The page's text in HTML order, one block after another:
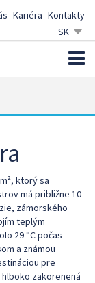
SK
CZ
Kariéra Kontakty
ktorý sa
má približne 10
zámorského
teplým
29 °C počas
a známou
pre
zakorenená